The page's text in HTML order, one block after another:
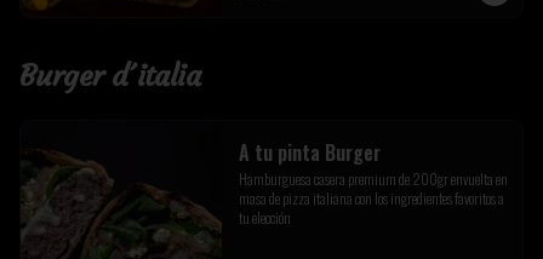
Burger d´italia
A tu pinta Burger
Hamburguesa casera premium de 200gr envuelta en
masa de pizza italiana con los ingredientes favoritos a
tu elección